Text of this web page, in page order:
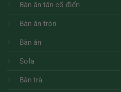
Bàn ăn tân cổ điển
Bàn ăn tròn
Bàn ăn
Sofa
Bàn trà